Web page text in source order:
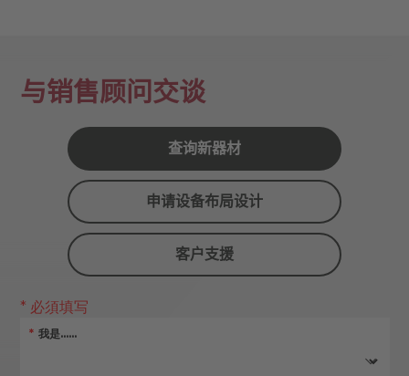
与销售顾问交谈
查询新器材
申请设备布局设计
客户支援